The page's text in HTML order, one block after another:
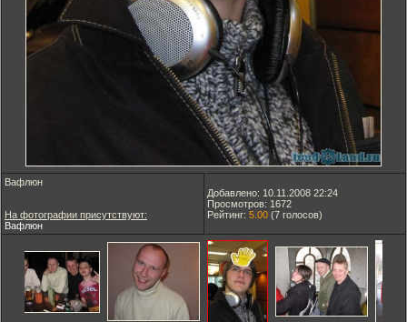
Вафлюн
На фотографии присутствуют:
Вафлюн
Добавлено: 10.11.2008 22:24
Просмотров: 1672
Рейтинг: 5.00 (7 голосов)